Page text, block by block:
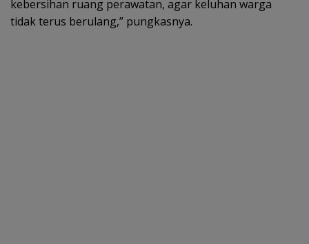
kebersihan ruang perawatan, agar keluhan warga
tidak terus berulang,” pungkasnya.